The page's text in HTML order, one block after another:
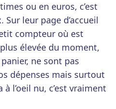
ou en euros, c’est
leur page d’accueil
compteur où est
élevée du moment,
ne sont pas
dépenses mais surtout
l’oeil nu, c’est vraiment